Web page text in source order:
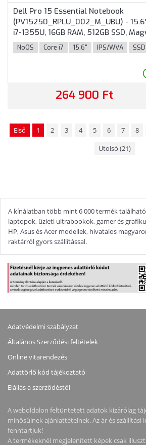
Dell Pro 15 Essential Notebook
(PV15250_RPLU_002_M_UBU) -
i7-1355U, 16GB RAM, 512GB SSD,
Operációs rendszer nélkül, 3 év
színben
NoOS Core i7 15.6" IPS/WVA SSD
264 900 Ft
Első 1 2 3 4 5 6 7 8
Utolsó (21)
A kínálatban több mint 6 000 termék
laptopok, üzleti ultrabookok, gamer és
HP, Asus és Acer modellek, hivatalos
raktárról gyors szállítással.
Adatvédelmi szabályzat
Általános Szerződési feltételek
Online vitarendezés
Adattörlő kód tájékoztató
Elállás a szerződéstől
A weboldalon feltüntetett adatok kizárólag
minősülnek ajánlattételnek. Az ár és szállítási
fenntartjuk!
A termékeknél megjelenített képek csak